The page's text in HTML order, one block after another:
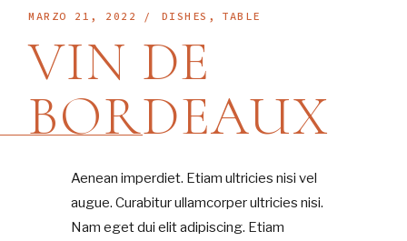
MARZO 21, 2022 DISHES TABLE
VIN DE
BORDEAUX
Aenean imperdiet. Etiam ultricies nisi vel
augue. Curabitur ullamcorper ultricies nisi.
Nam eget dui elit adipiscing. Etiam